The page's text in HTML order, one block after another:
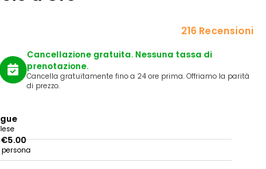
216 Recensioni
€5.00
persona
Cancellazione gratuita. Nessuna tassa di
prenotazione.
Cancella gratuitamente fino a 24 ore prima. Offriamo la parità
di prezzo.